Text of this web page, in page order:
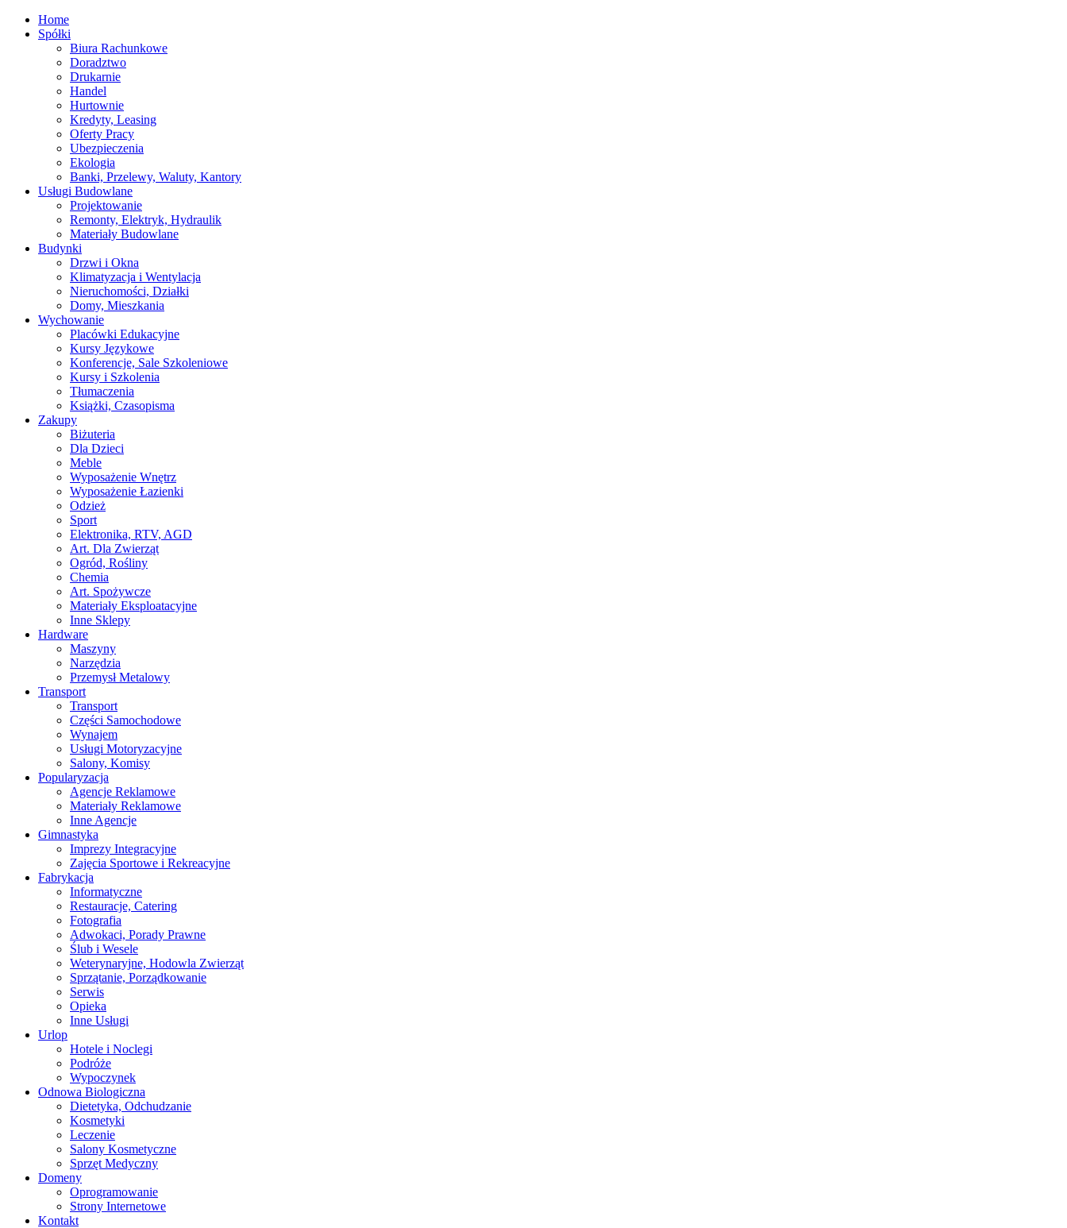
Home
Spółki
Biura Rachunkowe
Doradztwo
Drukarnie
Handel
Hurtownie
Kredyty, Leasing
Oferty Pracy
Ubezpieczenia
Ekologia
Banki, Przelewy, Waluty, Kantory
Usługi Budowlane
Projektowanie
Remonty, Elektryk, Hydraulik
Materiały Budowlane
Budynki
Drzwi i Okna
Klimatyzacja i Wentylacja
Nieruchomości, Działki
Domy, Mieszkania
Wychowanie
Placówki Edukacyjne
Kursy Językowe
Konferencje, Sale Szkoleniowe
Kursy i Szkolenia
Tłumaczenia
Książki, Czasopisma
Zakupy
Biżuteria
Dla Dzieci
Meble
Wyposażenie Wnętrz
Wyposażenie Łazienki
Odzież
Sport
Elektronika, RTV, AGD
Art. Dla Zwierząt
Ogród, Rośliny
Chemia
Art. Spożywcze
Materiały Eksploatacyjne
Inne Sklepy
Hardware
Maszyny
Narzędzia
Przemysł Metalowy
Transport
Transport
Części Samochodowe
Wynajem
Usługi Motoryzacyjne
Salony, Komisy
Popularyzacja
Agencje Reklamowe
Materiały Reklamowe
Inne Agencje
Gimnastyka
Imprezy Integracyjne
Zajęcia Sportowe i Rekreacyjne
Fabrykacja
Informatyczne
Restauracje, Catering
Fotografia
Adwokaci, Porady Prawne
Ślub i Wesele
Weterynaryjne, Hodowla Zwierząt
Sprzątanie, Porządkowanie
Serwis
Opieka
Inne Usługi
Urlop
Hotele i Noclegi
Podróże
Wypoczynek
Odnowa Biologiczna
Dietetyka, Odchudzanie
Kosmetyki
Leczenie
Salony Kosmetyczne
Sprzęt Medyczny
Domeny
Oprogramowanie
Strony Internetowe
Kontakt